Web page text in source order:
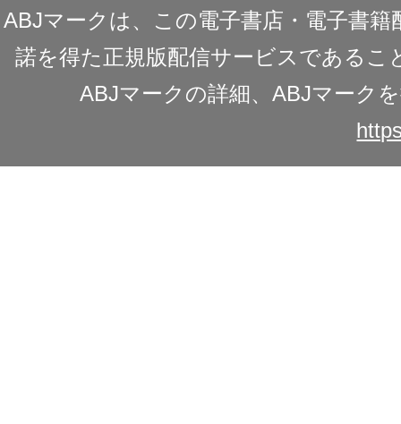
ABJマークは、この電子書店・電子書
諾を得た正規版配信サービスであるこ
ABJマークの詳細、ABJマーク